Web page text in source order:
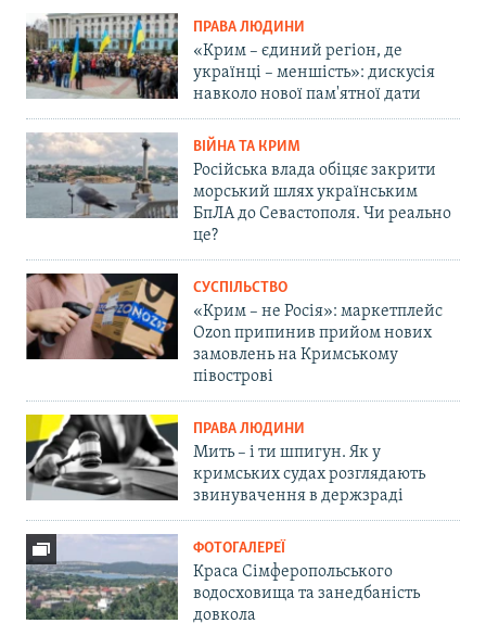
ПРАВА ЛЮДИНИ
«Крим – єдиний регіон, де
українці – меншість»: дискусія
навколо нової пам'ятної дати
ВІЙНА ТА КРИМ
Російська влада обіцяє закрити
морський шлях українським
БпЛА до Севастополя. Чи реально
це?
СУСПІЛЬСТВО
«Крим – не Росія»: маркетплейс
Ozon припинив прийом нових
замовлень на Кримському
півострові
ПРАВА ЛЮДИНИ
Мить – і ти шпигун. Як у
кримських судах розглядають
звинувачення в держзраді
ФОТОГАЛЕРЕЇ
Краса Сімферопольського
водосховища та занедбаність
довкола